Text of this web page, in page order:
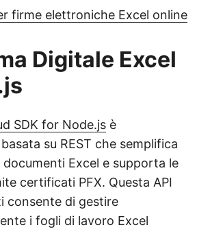
firme elettroniche Excel online
Digitale Excel
SDK for Node.js è
su REST che semplifica
documenti Excel e supporta le
certificati PFX. Questa API
consente di gestire
i fogli di lavoro Excel